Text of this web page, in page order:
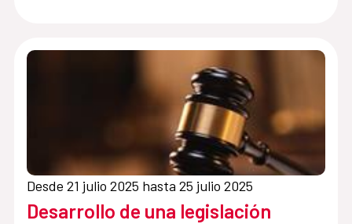
Desde 21 julio 2025 hasta 25 julio 2025
Desarrollo de una legislación